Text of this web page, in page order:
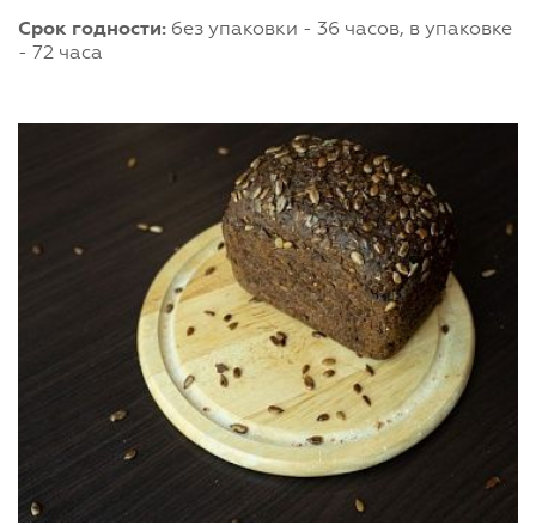
Срок годности: без упаковки - 36 часов, в упаковке
- 72 часа